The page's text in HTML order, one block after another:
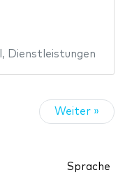
, Dienstleistungen
Weiter »
Sprache